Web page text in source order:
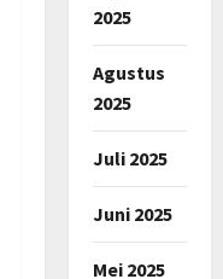
2025
Agustus
2025
Juli 2025
Juni 2025
Mei 2025